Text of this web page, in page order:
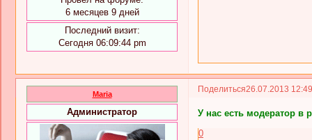
6 месяцев 9 дней
Последний визит:
Сегодня 06:09:44 pm
Поделиться26.07.2013
Maria
Администратор
У нас есть модератор
0